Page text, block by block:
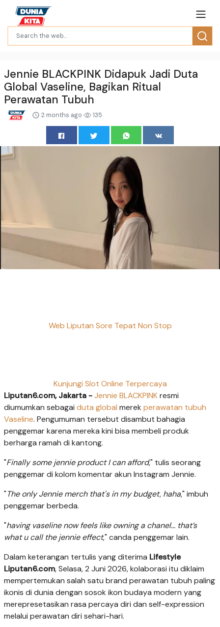
Jennie BLACKPINK Didapuk Jadi Duta
Global Vaseline, Bagikan Ritual
Perawatan Tubuh
2 months ago 135
Web Liputan Sore Tepat Non Stop
Kunjungi Slot Online Terpercaya
Liputan6.com, Jakarta -Jennie BLACKPINKresmi
diumumkan sebagai duta global merek perawatan tubuh
Vaseline. Pengumuman tersebut disambut bahagia
penggemar karena mereka kini bisa membeli produk
berharga ramah di kantong.
"Finally some jennie product I can afford," tulis seorang
penggemar di kolom komentar akun Instagram Jennie.
"The only Jennie merch that's in my budget, haha," imbuh
penggemar berbeda.
"having vaseline now feels like owning a chanel… that’s
what u call the jennie effect," canda penggemar lain.
Dalam keterangan tertulis yang diterima Lifestyle
Liputan6.com, Selasa, 2 Juni 2026, kolaborasi itu diklaim
mempertemukan salah satu brand perawatan tubuh paling
ikonis di dunia dengan sosok ikon budaya modern yang
merepresetasikan rasa percaya diri dan self-expression
melalui perawatan diri sehari-hari.